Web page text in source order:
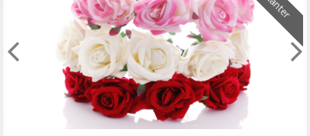
Jupio batteri (4st) AAA 1000mAh laddbart